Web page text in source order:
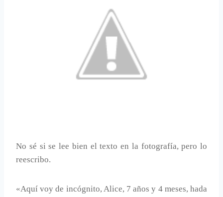
No sé si se lee bien el texto en la fotografía, pero lo
reescribo.
«Aquí voy de incógnito, Alice, 7 años y 4 meses, hada